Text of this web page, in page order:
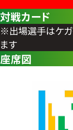
対戦カード
※出場選手はケガ
ます
座席図